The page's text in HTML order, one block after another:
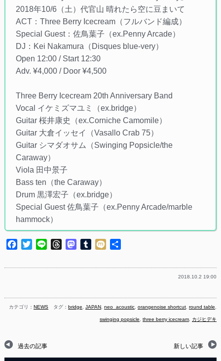
2018年10/6（土）代官山 晴れたら空に豆まいて
ACT：Three Berry Icecream（フルバンド編成）
Special Guest：佐鳥葉子（ex.Penny Arcade）
DJ：Kei Nakamura（Disques blue-very）
Open 12:00 / Start 12:30
Adv. ¥4,000 / Door ¥4,500
Three Berry Icecream 20th Anniversary Band
Vocal イケミズマユミ（ex.bridge）
Guitar 桜井康史（ex.Corniche Camomile）
Guitar 大倉イッセイ（Vasallo Crab 75）
Guitar シマダオサム（Swinging Popsicle/the
Caraway）
Viola 田中景子
Bass ten（the Caraway）
Drum 黒澤宏子（ex.bridge）
Special Guest 佐鳥葉子（ex.Penny Arcade/marble
hammock）
Facebook
TwitterLine ThreadsMastodon
Tumblr
Mixi
2018.10.2 19:00
カテゴリ：NEWS タグ：bridge ,JAPAN ,neo_acoustic ,orangenoise shortcut ,round table
swinging popsicle ,three berry icecream カジヒデキ
過去の記事 新しい記事